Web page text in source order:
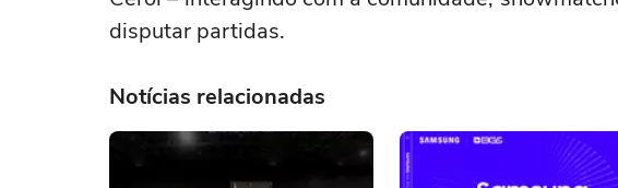
disputar partidas.
Notícias relacionadas